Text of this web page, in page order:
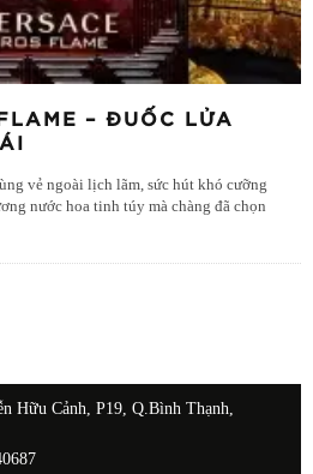
– ĐUỐC LỬA
vẻ ngoài lịch lãm, sức hút khó cưỡng
nước hoa tinh túy mà chàng đã chọn
Hữu Cảnh, P19, Q.Bình Thạnh,